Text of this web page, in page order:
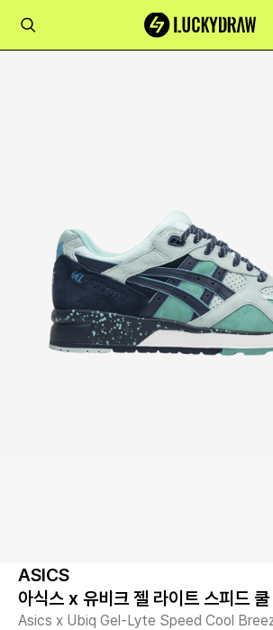
ASICS
아식스 x 유비크 젤 라이트 스피드
Asics x Ubiq Gel-Lyte Speed Cool